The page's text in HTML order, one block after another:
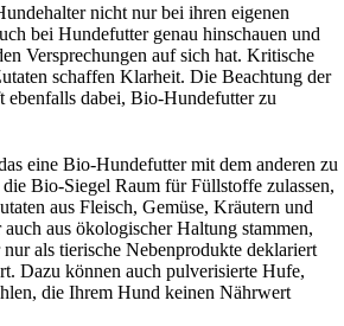
nicht nur bei ihren eigenen
bei Hundefutter genau hinschauen und
Versprechungen auf sich hat. Kritische
schaffen Klarheit. Die Beachtung der
dabei, Bio-Hundefutter zu
eine Bio-Hundefutter mit dem anderen zu
Bio-Siegel Raum für Füllstoffe zulassen,
aus Fleisch, Gemüse, Kräutern und
aus ökologischer Haltung stammen,
als tierische Nebenprodukte deklariert
Dazu können auch pulverisierte Hufe,
die Ihrem Hund keinen Nährwert